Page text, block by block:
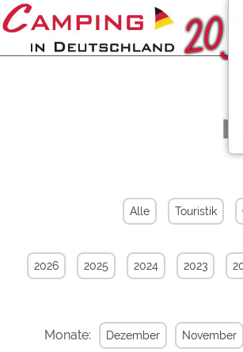
Alle Touristik
2026 2025 2024 2023
Monate: Dezember November